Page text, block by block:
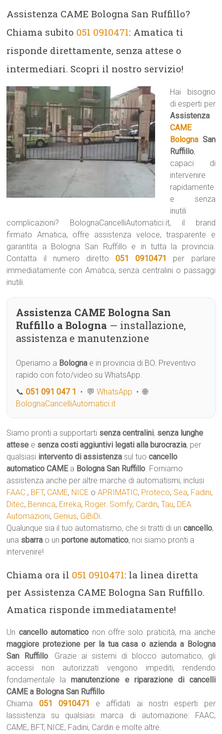
Assistenza CAME Bologna San Ruffillo?
Chiama subito 051 0910471: Amatica ti
risponde direttamente, senza attese o
intermediari. Scopri il nostro servizio!
Hai bisogno
di esperti per
Assistenza
CAME
Bologna San
Ruffillo,
capaci di
intervenire
rapidamente
e senza
inutili
complicazioni? BolognaCancelliAutomatici.it, il brand
firmato Amatica, offre assistenza veloce, trasparente e
garantita a Bologna San Ruffillo e in tutta la provincia.
Contatta il numero diretto051 0910471
per parlare
immediatamente con Amatica, senza centralini o passaggi
inutili.
Assistenza CAME Bologna San
Ruffillo a Bologna — installazione,
assistenza e manutenzione
Operiamo a Bologna e in provincia di BO. Preventivo
rapido con foto/video su WhatsApp.
📞051 091 047 1 • 💬WhatsApp • 🌐
BolognaCancelliAutomatici.it
Siamo pronti a supportarti senza centralini, senza lunghe
attese e senza costi aggiuntivi legati alla burocrazia, per
qualsiasi intervento di assistenza sul tuocancello
automatico CAMEa Bologna San Ruffillo. Forniamo
assistenza anche per altre marche di automatismi, inclusi
FAAC , BFT, CAME, NICE oAPRIMATIC, Proteco, Sea, Fadini,
Ditec, Beninca, Erreka, Roger. Somfy, Cardin,Tau, DEA
Automazioni, Genius, GiBiDi.
Qualunque sia il tuo automatismo, che si tratti di uncancello,
una sbarra o unportone automatico, noi siamo pronti a
intervenire!
Chiama ora il 051 0910471: la linea diretta
per Assistenza CAME Bologna San Ruffillo.
Amatica risponde immediatamente!
Un cancello automatico non offre solo praticità, ma anche
maggiore protezione per la tua casa o azienda a Bologna
San Ruffillo. Grazie ai sistemi di blocco automatico, gli
accessi non autorizzati vengono impediti, rendendo
fondamentale lamanutenzione e riparazione di cancelli
CAME a Bologna San Ruffillo.
Chiama 051 0910471
e affidati ai nostri esperti per
lassistenza su qualsiasi marca di automazione: FAAC,
CAME, BFT, NICE, Fadini, Cardin e molte altre.